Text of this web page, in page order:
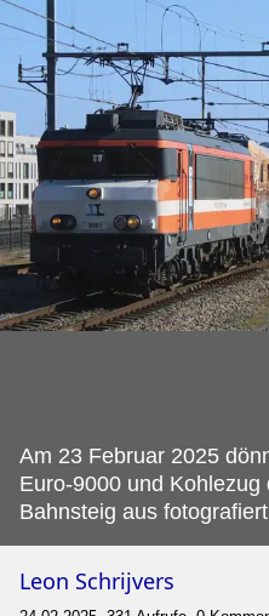
Am 23 Februar 2025
Euro-9000 und
Bahnsteig aus
Leon Schrijvers